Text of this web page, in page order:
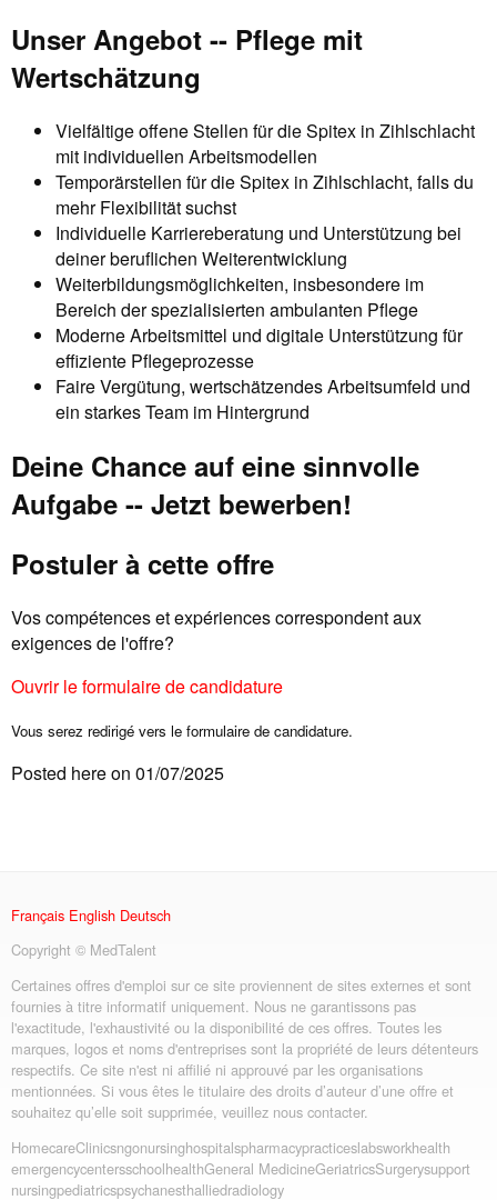
Unser Angebot -- Pflege mit
Wertschätzung
Vielfältige offene Stellen für die Spitex in Zihlschlacht
mit individuellen Arbeitsmodellen
Temporärstellen für die Spitex in Zihlschlacht, falls du
mehr Flexibilität suchst
Individuelle Karriereberatung und Unterstützung bei
deiner beruflichen Weiterentwicklung
Weiterbildungsmöglichkeiten, insbesondere im
Bereich der spezialisierten ambulanten Pflege
Moderne Arbeitsmittel und digitale Unterstützung für
effiziente Pflegeprozesse
Faire Vergütung, wertschätzendes Arbeitsumfeld und
ein starkes Team im Hintergrund
Deine Chance auf eine sinnvolle
Aufgabe -- Jetzt bewerben!
Postuler à cette offre
Vos compétences et expériences correspondent aux
exigences de l'offre?
Ouvrir le formulaire de candidature
Vous serez redirigé vers le formulaire de candidature.
Posted here on 01/07/2025
Français English Deutsch
Copyright © MedTalent
Certaines offres d'emploi sur ce site proviennent de sites externes et sont
fournies à titre informatif uniquement. Nous ne garantissons pas
l'exactitude, l'exhaustivité ou la disponibilité de ces offres. Toutes les
marques, logos et noms d'entreprises sont la propriété de leurs détenteurs
respectifs. Ce site n'est ni affilié ni approuvé par les organisations
mentionnées. Si vous êtes le titulaire des droits d’auteur d’une offre et
souhaitez qu’elle soit supprimée, veuillez nous contacter.
HomecareClinicsngonursinghospitalspharmacypracticeslabsworkhealth
emergencycentersschoolhealthGeneral MedicineGeriatricsSurgerysupport
nursingpediatricspsychanesthalliedradiology